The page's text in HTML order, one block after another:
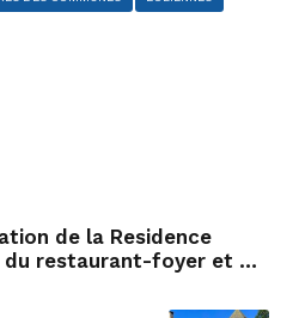
de la Residence
du restaurant-foyer et de